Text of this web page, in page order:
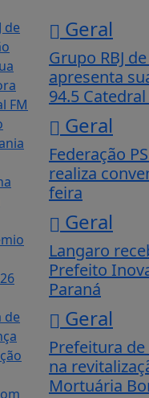
Geral
Grupo RBJ
apresenta
94.5 Catedral
Geral
Federação
realiza
feira
Geral
Langaro
Prefeito
Paraná
Geral
Prefeitura
na
Mortuária